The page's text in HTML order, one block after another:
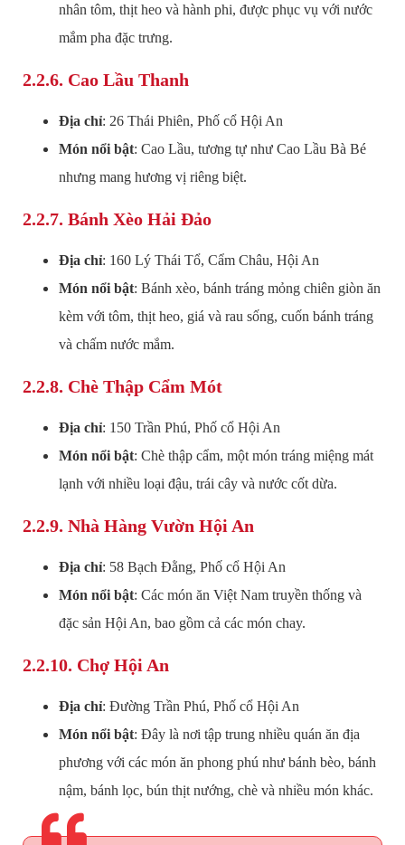
nhân tôm, thịt heo và hành phi, được phục vụ với nước
mắm pha đặc trưng.
2.2.6. Cao Lầu Thanh
Địa chỉ: 26 Thái Phiên, Phố cổ Hội An
Món nổi bật: Cao Lầu, tương tự như Cao Lầu Bà Bé
nhưng mang hương vị riêng biệt.
2.2.7. Bánh Xèo Hải Đảo
Địa chỉ: 160 Lý Thái Tổ, Cẩm Châu, Hội An
Món nổi bật: Bánh xèo, bánh tráng mỏng chiên giòn ăn
kèm với tôm, thịt heo, giá và rau sống, cuốn bánh tráng
và chấm nước mắm.
2.2.8. Chè Thập Cẩm Mót
Địa chỉ: 150 Trần Phú, Phố cổ Hội An
Món nổi bật: Chè thập cẩm, một món tráng miệng mát
lạnh với nhiều loại đậu, trái cây và nước cốt dừa.
2.2.9. Nhà Hàng Vườn Hội An
Địa chỉ: 58 Bạch Đằng, Phố cổ Hội An
Món nổi bật: Các món ăn Việt Nam truyền thống và
đặc sản Hội An, bao gồm cả các món chay.
2.2.10. Chợ Hội An
Địa chỉ: Đường Trần Phú, Phố cổ Hội An
Món nổi bật: Đây là nơi tập trung nhiều quán ăn địa
phương với các món ăn phong phú như bánh bèo, bánh
nậm, bánh lọc, bún thịt nướng, chè và nhiều món khác.